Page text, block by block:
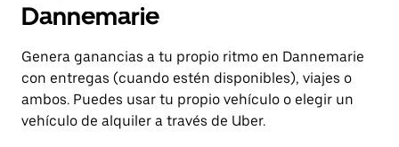
Dannemarie
Genera ganancias a tu propio ritmo en Dannemarie
con entregas (cuando estén disponibles), viajes o
ambos. Puedes usar tu propio vehículo o elegir un
vehículo de alquiler a través de Uber.